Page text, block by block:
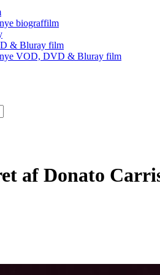
biograffilm
& Bluray film
VOD, DVD & Bluray film
af Donato